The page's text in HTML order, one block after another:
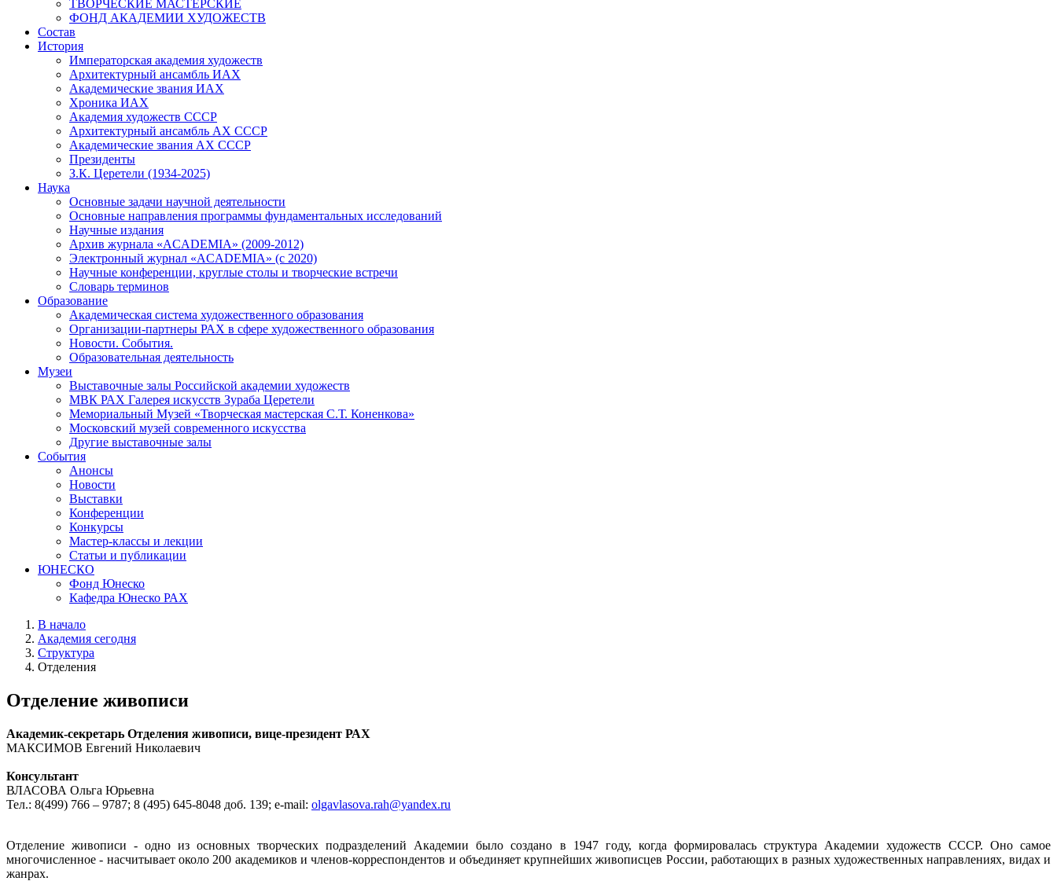
ТВОРЧЕСКИЕ МАСТЕРСКИЕ
ФОНД АКАДЕМИИ ХУДОЖЕСТВ
Состав
История
Императорская академия художеств
Архитектурный ансамбль ИАХ
Академические звания ИАХ
Хроника ИАХ
Академия художеств СССР
Архитектурный ансамбль АХ СССР
Академические звания АХ СССР
Президенты
З.К. Церетели (1934-2025)
Наука
Основные задачи научной деятельности
Основные направления программы фундаментальных исследований
Научные издания
Архив журнала «ACADEMIA» (2009-2012)
Электронный журнал «ACADEMIA» (с 2020)
Научные конференции, круглые столы и творческие встречи
Словарь терминов
Образование
Академическая система художественного образования
Организации-партнеры РАХ в сфере художественного образования
Новости. События.
Образовательная деятельность
Музеи
Выставочные залы Российской академии художеств
МВК РАХ Галерея искусств Зураба Церетели
Мемориальный Музей «Творческая мастерская С.Т. Коненкова»
Московский музей современного искусства
Другие выставочные залы
События
Анонсы
Новости
Выставки
Конференции
Конкурсы
Мастер-классы и лекции
Статьи и публикации
ЮНЕСКО
Фонд Юнеско
Кафедра Юнеско РАХ
В начало
Академия сегодня
Структура
Отделения
Отделение живописи
Академик-секретарь Отделения живописи, вице-президент РАХ
МАКСИМОВ Евгений Николаевич
Консультант
ВЛАСОВА Ольга Юрьевна
Тел.: 8(499) 766 – 9787; 8 (495) 645-8048 доб. 139; e-mail: olgavlasova.rah@yandex.ru
Отделение живописи - одно из основных творческих подразделений Академии было создано в 1947 году, когда формировалась структура Академии художеств СССР. Оно самое
многочисленное - насчитывает около 200 академиков и членов-корреспондентов и объединяет крупнейших живописцев России, работающих в разных художественных направлениях, видах и
жанрах.